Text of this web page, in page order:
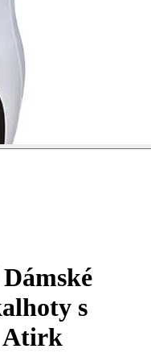
Dámské
s
Atirk